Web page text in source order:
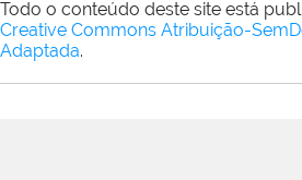
Todo o conteúdo deste site está
Creative Commons Atribuição-
Adaptada.